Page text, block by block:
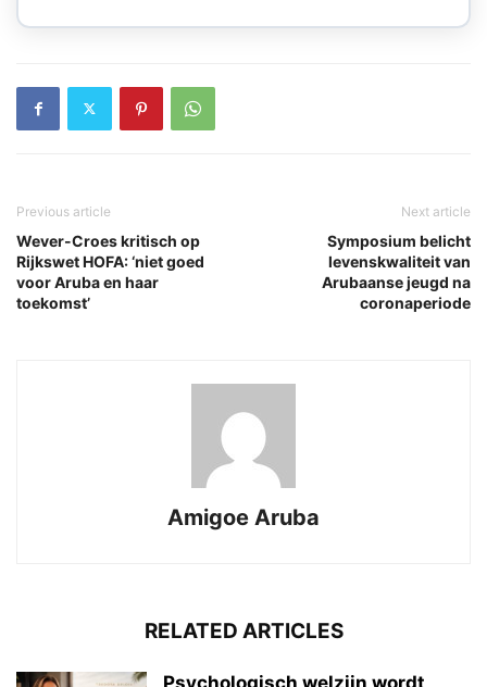
Previous article
Wever-Croes kritisch op
Rijkswet HOFA: ‘niet goed
voor Aruba en haar
toekomst’
Next article
Symposium belicht
levenskwaliteit van
Arubaanse jeugd na
coronaperiode
Amigoe Aruba
RELATED ARTICLES
Psychologisch welzijn wordt